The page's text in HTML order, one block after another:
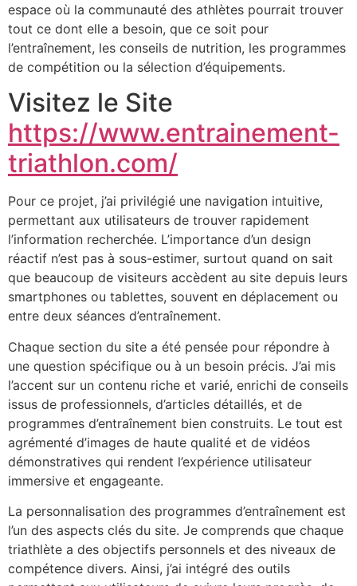
espace où la communauté des athlètes pourrait trouver
tout ce dont elle a besoin, que ce soit pour
l’entraînement, les conseils de nutrition, les programmes
de compétition ou la sélection d’équipements.
Visitez le Site
https://www.entrainement-
triathlon.com/
Pour ce projet, j’ai privilégié une navigation intuitive,
permettant aux utilisateurs de trouver rapidement
l’information recherchée. L’importance d’un design
réactif n’est pas à sous-estimer, surtout quand on sait
que beaucoup de visiteurs accèdent au site depuis leurs
smartphones ou tablettes, souvent en déplacement ou
entre deux séances d’entraînement.
Chaque section du site a été pensée pour répondre à
une question spécifique ou à un besoin précis. J’ai mis
l’accent sur un contenu riche et varié, enrichi de conseils
issus de professionnels, d’articles détaillés, et de
programmes d’entraînement bien construits. Le tout est
agrémenté d’images de haute qualité et de vidéos
démonstratives qui rendent l’expérience utilisateur
immersive et engageante.
La personnalisation des programmes d’entraînement est
l’un des aspects clés du site. Je comprends que chaque
triathlète a des objectifs personnels et des niveaux de
compétence divers. Ainsi, j’ai intégré des outils